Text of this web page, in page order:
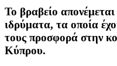
Το βραβείο
ιδρύματα, τα οποία
τους προσφορά στην
Κύπρου.